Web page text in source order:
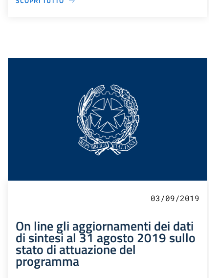
03/09/2019
On line gli aggiornamenti dei dati
di sintesi al 31 agosto 2019 sullo
stato di attuazione del
programma